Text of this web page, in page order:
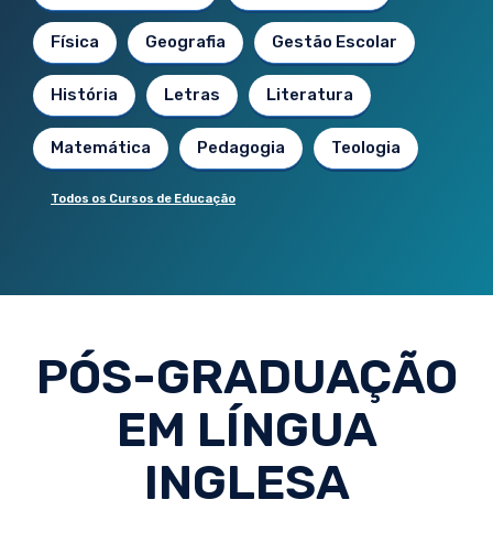
Física Geografia Gestão Escolar
História Letras Literatura
Matemática Pedagogia Teologia
Todos os Cursos de Educação
PÓS-GRADUAÇÃO
EM LÍNGUA
INGLESA